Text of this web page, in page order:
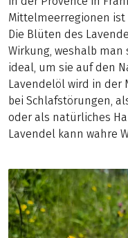
Mittelmeerregionen
Die Blüten des
Wirkung, weshalb
ideal, um sie auf den
Lavendelöl wird in der
bei Schlafstörungen,
oder als natürliches
Lavendel kann wahre